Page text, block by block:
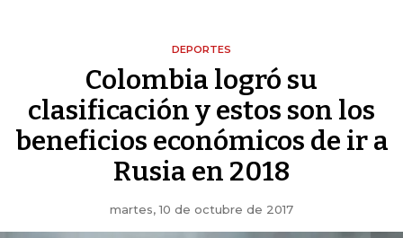
DEPORTES
Colombia logró su
clasificación y estos son los
beneficios económicos de ir a
Rusia en 2018
martes, 10 de octubre de 2017